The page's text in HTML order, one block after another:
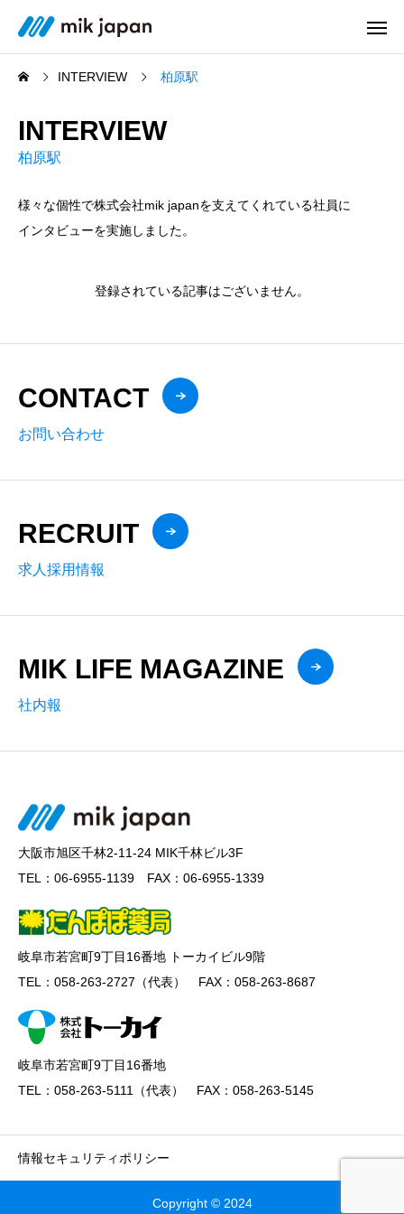
INTERVIEW 柏原駅
INTERVIEW
柏原駅
様々な個性で株式会社mik japanを支えてくれている社員に
インタビューを実施しました。
登録されている記事はございません。
CONTACT
お問い合わせ
RECRUIT
求人採用情報
MIK LIFE MAGAZINE
社内報
大阪市旭区千林2-11-24 MIK千林ビル3F
TEL：06-6955-1139 FAX：06-6955-1339
岐阜市若宮町9丁目16番地 トーカイビル9階
TEL：058-263-2727（代表） FAX：058-263-8687
岐阜市若宮町9丁目16番地
TEL：058-263-5111（代表） FAX：058-263-5145
情報セキュリティポリシー
Copyright © 2024